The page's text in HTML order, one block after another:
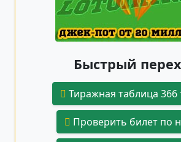
Быстрый
Тиражная таблица 366
Проверить билет по